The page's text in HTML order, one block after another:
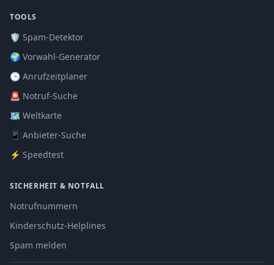
TOOLS
🛡️ Spam-Detektor
🌍 Vorwahl-Generator
🕒 Anrufzeitplaner
🚨 Notruf-Suche
🗺️ Weltkarte
📱 Anbieter-Suche
⚡ Speedtest
SICHERHEIT & NOTFALL
Notrufnummern
Kinderschutz-Helplines
Spam melden